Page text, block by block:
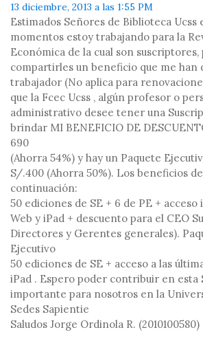
13 diciembre, 2013 a las 1:55 PM
Estimados Señores de Biblioteca Ucss
momentos estoy trabajando para la
Económica de la cual son
compartirles un beneficio que me han
trabajador (No aplica para
que la Fcec Ucss , algún profesor o
administrativo desee tener una
brindar MI BENEFICIO DE
690
(Ahorra 54%) y hay un Paquete
S/.400 (Ahorra 50%). Los beneficios
continuación:
50 ediciones de SE + 6 de PE +
Web y iPad + descuento para el CEO
Directores y Gerentes generales).
Ejecutivo
50 ediciones de SE + acceso a las
iPad . Espero poder contribuir en esta
importante para nosotros en la
Sedes Sapientie
Saludos Jorge Ordinola R. (2010100580)